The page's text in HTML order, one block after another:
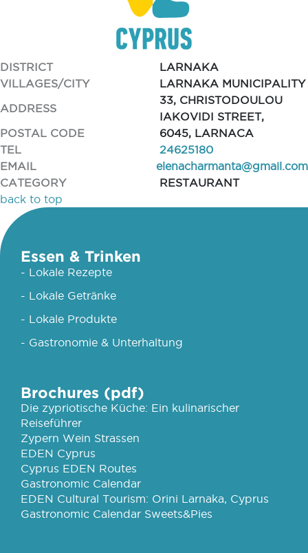
DISTRICT
LARNAKA
VILLAGES/CITY
LARNAKA MUNICIPALITY
ADDRESS
33, CHRISTODOULOU
IAKOVIDI STREET,
POSTAL CODE
6045, LARNACA
TEL
24625180
EMAIL
elenacharmanta@gmail.com
CATEGORY
RESTAURANT
back to top
Essen & Trinken
- Lokale Rezepte
- Lokale Getränke
- Lokale Produkte
- Gastronomie & Unterhaltung
Brochures (pdf)
Die zypriotische Küche: Ein kulinarischer
Reiseführer
Zypern Wein Strassen
EDEN Cyprus
Cyprus EDEN Routes
Gastronomic Calendar
EDEN Cultural Tourism: Orini Larnaka, Cyprus
Gastronomic Calendar Sweets&Pies